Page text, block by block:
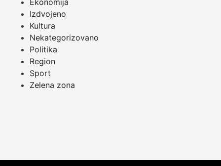
Ekonomija
Izdvojeno
Kultura
Nekategorizovano
Politika
Region
Sport
Zelena zona